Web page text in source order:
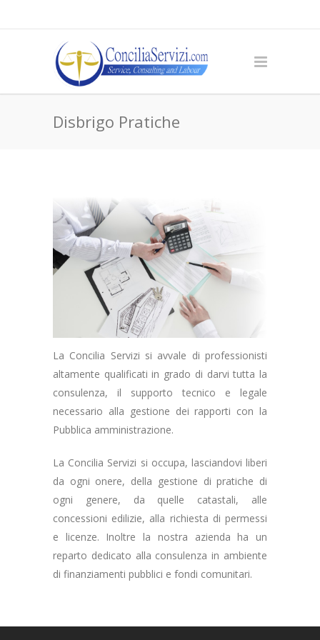
Disbrigo Pratiche
La Concilia Servizi si avvale di professionisti
altamente qualificati in grado di darvi tutta la
consulenza, il supporto tecnico e legale
necessario alla gestione dei rapporti con la
Pubblica amministrazione.
La Concilia Servizi si occupa, lasciandovi liberi
da ogni onere, della gestione di pratiche di
ogni genere, da quelle catastali, alle
concessioni edilizie, alla richiesta di permessi
e licenze. Inoltre la nostra azienda ha un
reparto dedicato alla consulenza in ambiente
di finanziamenti pubblici e fondi comunitari.